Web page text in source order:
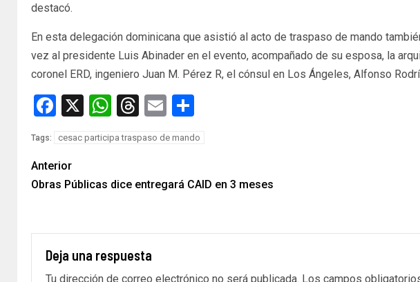
destacó.
En esta delegación dominicana que asistió al acto de traspaso de mando
vez al presidente Luis Abinader en el evento, acompañado de su esposa, la
coronel ERD, ingeniero Juan M. Pérez R, el cónsul en Los Ángeles, Alfonso
Facebook
X WhatsApp
Threads
Email
Tags: cesac participa traspaso de mando
Anterior
Obras Públicas dice entregará CAID en 3 meses
Deja una respuesta
Tu dirección de correo electrónico no será publicada. Los campos